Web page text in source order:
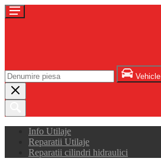
Vehicle
Info Utilaje
Reparatii Utilaje
Reparatii cilindri hidraulici